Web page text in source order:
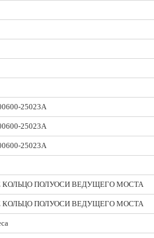
25023A
25023A
25023A
КОЛЬЦО ПОЛУОСИ ВЕДУЩЕГО МОСТА
КОЛЬЦО ПОЛУОСИ ВЕДУЩЕГО МОСТА